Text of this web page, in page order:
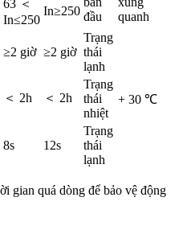
đầu
quanh
63 ＜
In≤250
In≥250
≥2 giờ ≥2 giờ
Trạng
thái
lạnh
+ 30 ℃
＜ 2h ＜ 2h
Trạng
thái
nhiệt
8s 12s
Trạng
thái
lạnh
gian quá dòng để bảo vệ động